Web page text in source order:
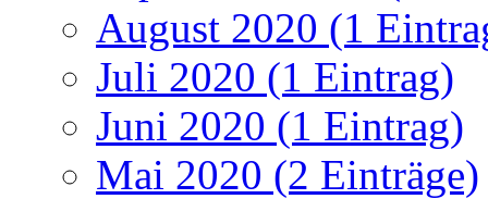
August 2020 (1
Juli 2020 (1 Eintrag)
Juni 2020 (1 Eintrag)
Mai 2020 (2 Einträge)